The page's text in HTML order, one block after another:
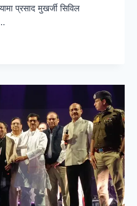
प्रसाद मुखर्जी सिविल